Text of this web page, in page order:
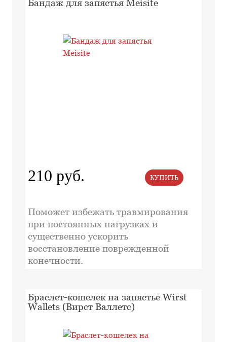
210 руб. КУПИТЬ
Поможет избежать травмирования
при постоянных нагрузках и
существенно ускорить
восстановление поврежденной
конечности.
Браслет-кошелек на запястье Wirst
Wallets (Вирст Валлетс)